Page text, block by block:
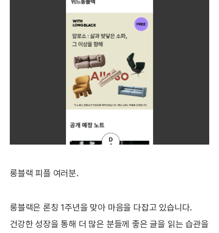
롱블랙 피플 여러분.
롱블랙은 론칭 1주년을 맞아 마음을 다잡고 있습니다.
건강한 성장을 통해 더 많은 분들께 좋은 글을 읽는 습관을